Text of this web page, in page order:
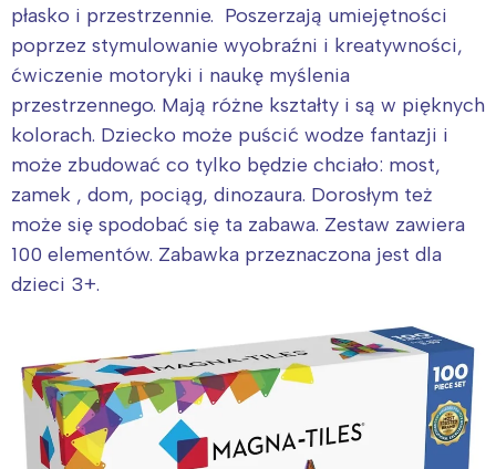
płasko i przestrzennie. Poszerzają umiejętności
poprzez stymulowanie wyobraźni i kreatywności,
ćwiczenie motoryki i naukę myślenia
przestrzennego. Mają różne kształty i są w pięknych
kolorach. Dziecko może puścić wodze fantazji i
może zbudować co tylko będzie chciało: most,
zamek , dom, pociąg, dinozaura. Dorosłym też
może się spodobać się ta zabawa. Zestaw zawiera
100 elementów. Zabawka przeznaczona jest dla
dzieci 3+.